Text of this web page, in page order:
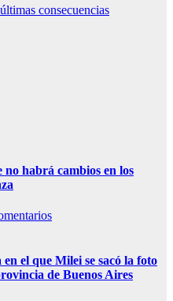
consecuencias
habrá cambios en los
el que Milei se sacó la foto
de Buenos Aires